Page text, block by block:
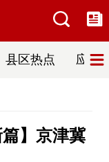
县区热点 应急
篇】京津冀